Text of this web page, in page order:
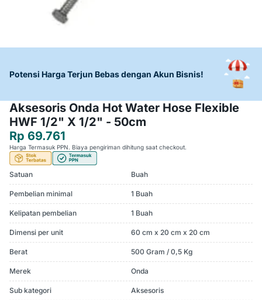
Potensi Harga Terjun Bebas dengan Akun Bisnis!
Aksesoris Onda Hot Water Hose Flexible
HWF 1/2" X 1/2" - 50cm
Rp 69.761
Harga Termasuk PPN. Biaya pengiriman dihitung saat checkout.
Satuan Buah
Pembelian minimal 1 Buah
Kelipatan pembelian 1 Buah
Dimensi per unit 60 cm x 20 cm x 20 cm
Berat 500 Gram / 0,5 Kg
Merek Onda
Sub kategori
Aksesoris